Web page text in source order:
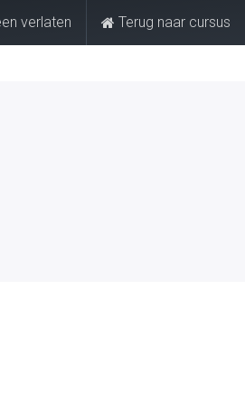
FAQ
verlaten
Terug naar cursus